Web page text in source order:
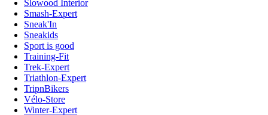
Slowood Interior
Smash-Expert
Sneak'In
Sneakids
Sport is good
Training-Fit
Trek-Expert
Triathlon-Expert
TripnBikers
Vélo-Store
Winter-Expert